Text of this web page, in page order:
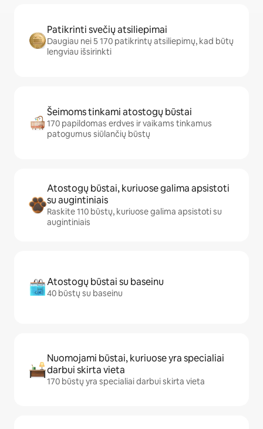
Patikrinti svečių atsiliepimai
Daugiau nei 5 170 patikrintų atsiliepimų, kad būtų
lengviau išsirinkti
Šeimoms tinkami atostogų būstai
170 papildomas erdves ir vaikams tinkamus
patogumus siūlančių būstų
Atostogų būstai, kuriuose galima apsistoti
su augintiniais
Raskite 110 būstų, kuriuose galima apsistoti su
augintiniais
Atostogų būstai su baseinu
40 būstų su baseinu
Nuomojami būstai, kuriuose yra specialiai
darbui skirta vieta
170 būstų yra specialiai darbui skirta vieta